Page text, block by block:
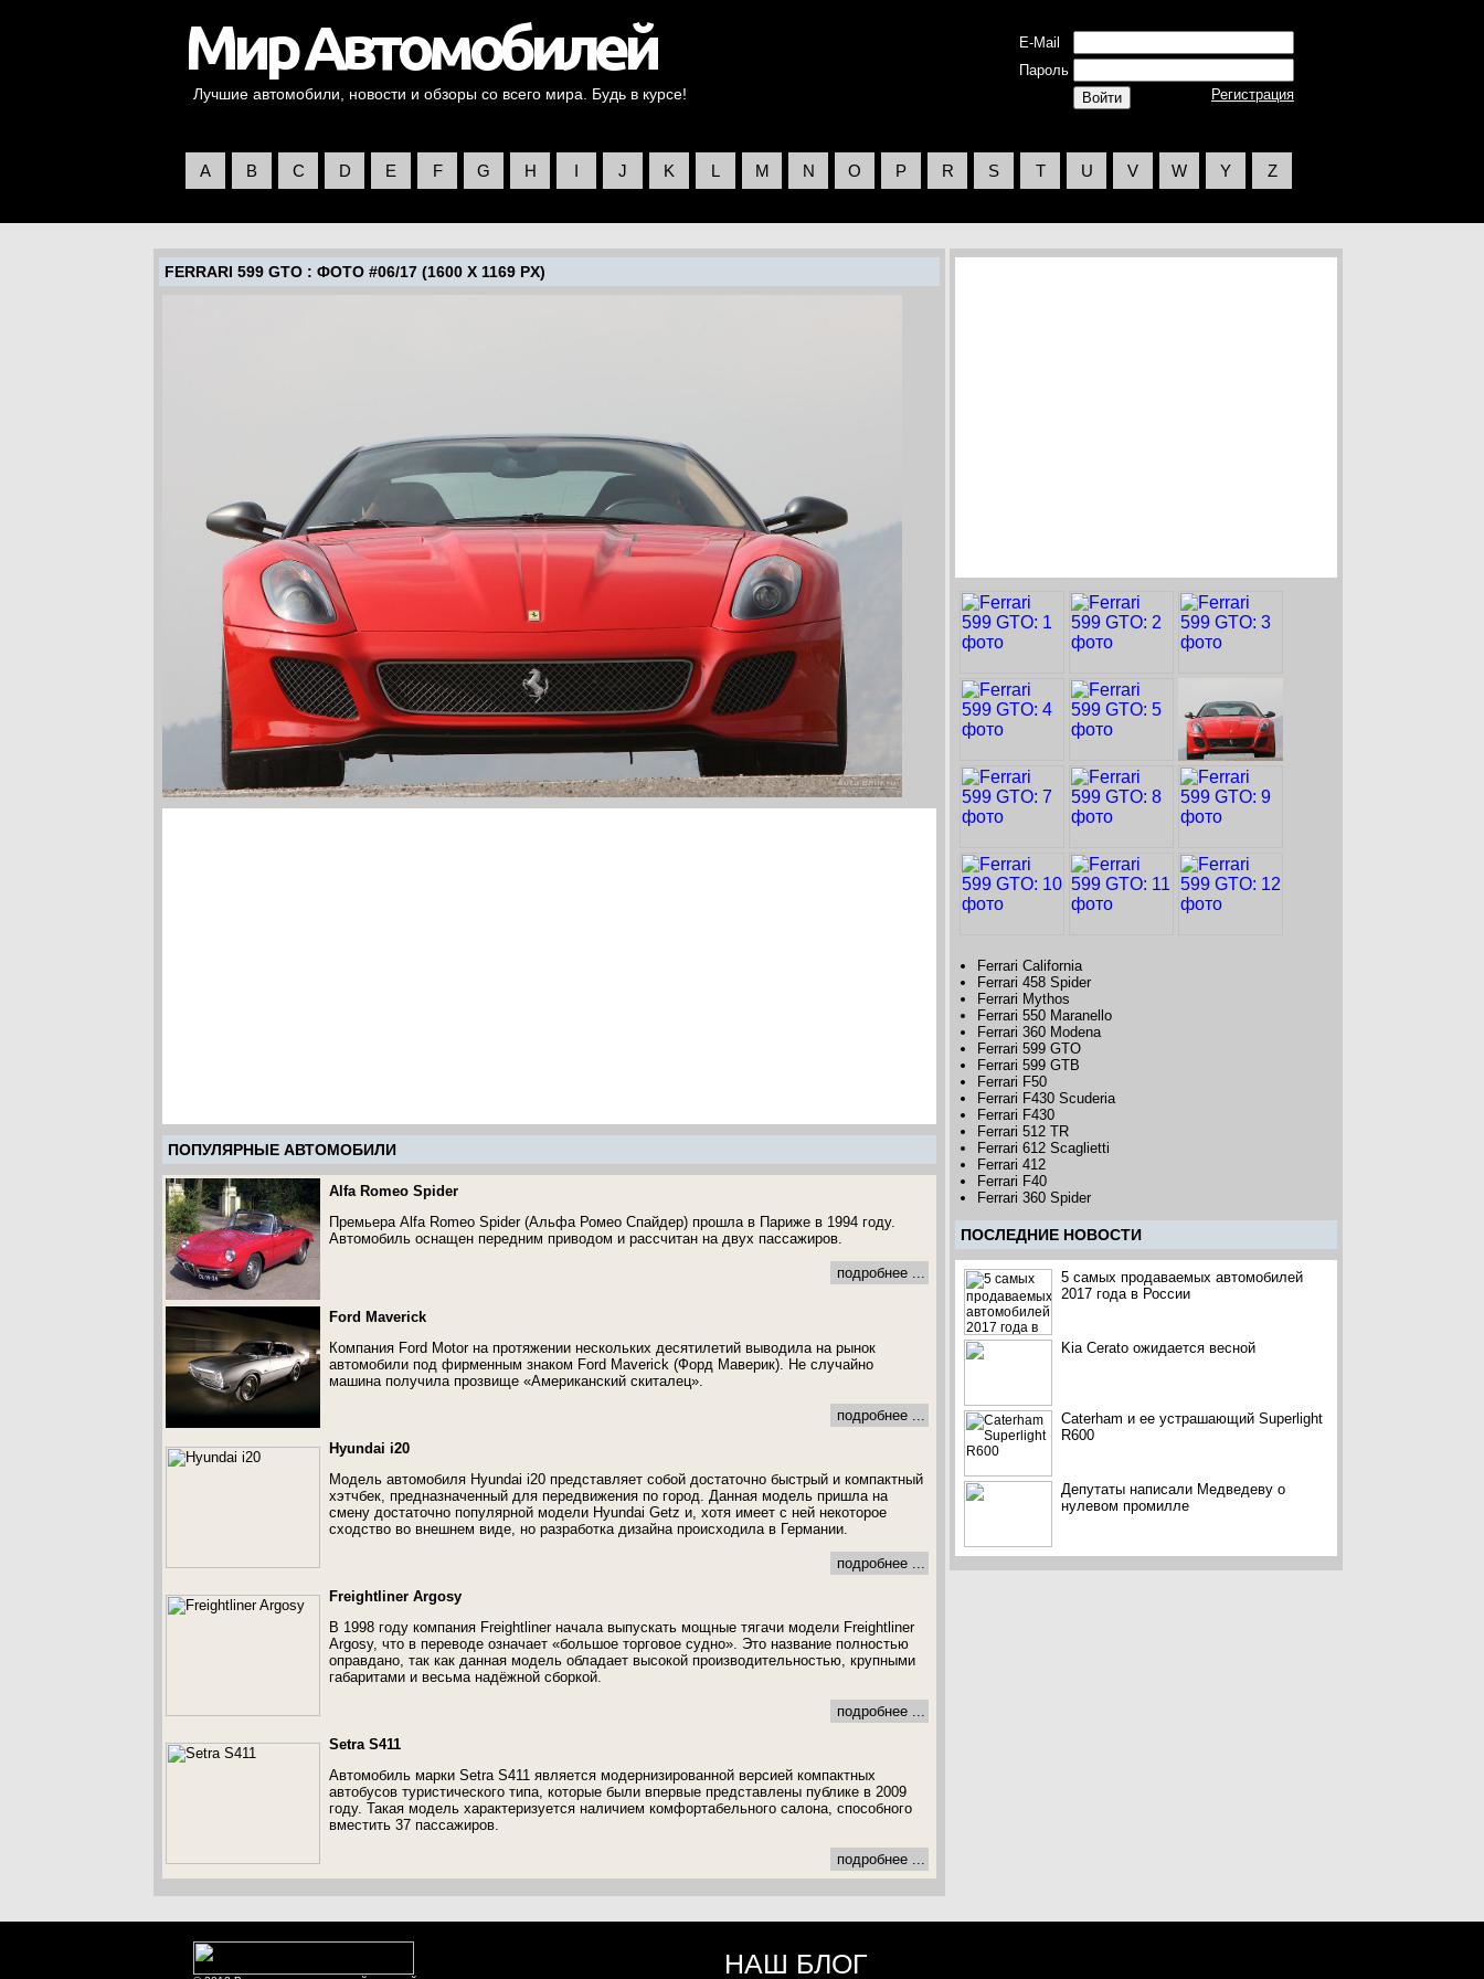
Лучшие автомобили, новости и обзоры со всего мира. Будь в курсе!
E-Mail
Пароль
Регистрация
A B C D E F G H I J K L M N O P R S T U V W Y Z
FERRARI 599 GTO: ФОТО #06/17 (1600 X 1169 PX)
ПОПУЛЯРНЫЕ АВТОМОБИЛИ
Alfa Romeo Spider
Премьера Alfa Romeo Spider (Альфа Ромео Спайдер) прошла в Париже в 1994 году.
Автомобиль оснащен передним приводом и рассчитан на двух пассажиров.
подробнее ...
Ford Maverick
Компания Ford Motor на протяжении нескольких десятилетий выводила на рынок
автомобили под фирменным знаком Ford Maverick (Форд Маверик). Не случайно
машина получила прозвище «Американский скиталец».
подробнее ...
Hyundai i20
Модель автомобиля Hyundai i20 представляет собой достаточно быстрый и компактный
хэтчбек, предназначенный для передвижения по город. Данная модель пришла на
смену достаточно популярной модели Hyundai Getz и, хотя имеет с ней некоторое
сходство во внешнем виде, но разработка дизайна происходила в Германии.
подробнее ...
Freightliner Argosy
В 1998 году компания Freightliner начала выпускать мощные тягачи модели Freightliner
Argosy, что в переводе означает «большое торговое судно». Это название полностью
оправдано, так как данная модель обладает высокой производительностью, крупными
габаритами и весьма надёжной сборкой.
подробнее ...
Setra S411
Автомобиль марки Setra S411 является модернизированной версией компактных
автобусов туристического типа, которые были впервые представлены публике в 2009
году. Такая модель характеризуется наличием комфортабельного салона, способного
вместить 37 пассажиров.
подробнее ...
Ferrari California
Ferrari 458 Spider
Ferrari Mythos
Ferrari 550 Maranello
Ferrari 360 Modena
Ferrari 599 GTO
Ferrari 599 GTB
Ferrari F50
Ferrari F430 Scuderia
Ferrari F430
Ferrari 512 TR
Ferrari 612 Scaglietti
Ferrari 412
Ferrari F40
Ferrari 360 Spider
ПОCЛЕДНИЕ НОВОСТИ
5 самых продаваемых автомобилей
2017 года в России
Kia Cerato ожидается весной
Caterham и ее устрашающий Superlight
R600
Депутаты написали Медведеву о
нулевом промилле
НАШ БЛОГ